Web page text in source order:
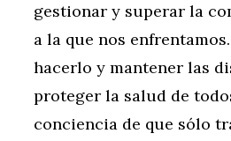
gestionar y superar la
a la que nos
hacerlo y mantener las
proteger la salud de
conciencia de que sólo